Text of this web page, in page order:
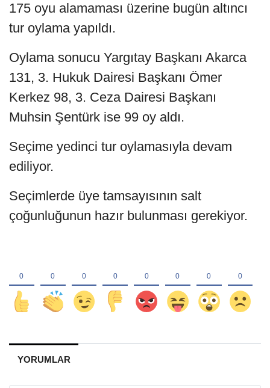
175 oyu alamaması üzerine bugün altıncı
tur oylama yapıldı.
Oylama sonucu Yargıtay Başkanı Akarca
131, 3. Hukuk Dairesi Başkanı Ömer
Kerkez 98, 3. Ceza Dairesi Başkanı
Muhsin Şentürk ise 99 oy aldı.
Seçime yedinci tur oylamasıyla devam
ediliyor.
Seçimlerde üye tamsayısının salt
çoğunluğunun hazır bulunması gerekiyor.
YORUMLAR